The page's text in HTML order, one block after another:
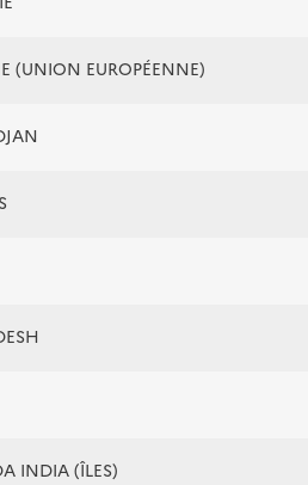
(UNION EUROPÉENNE)
INDIA (ÎLES)